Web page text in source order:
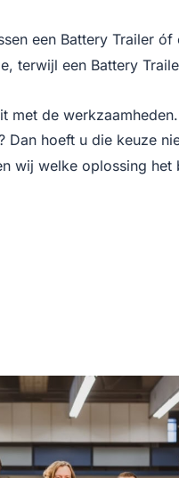
een Battery Trailer óf
terwijl een Battery
met de werkzaamheden.
Dan hoeft u die keuze
wij welke oplossing het